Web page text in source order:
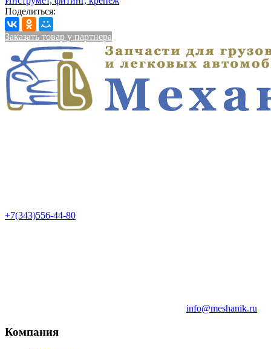
Поделиться:
Заказать товар у партнера
+7(343)556-44-80
info@meshanik.ru
Компания